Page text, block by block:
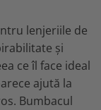
lenjeriile de
și
ce îl face ideal
ajută la
Bumbacul